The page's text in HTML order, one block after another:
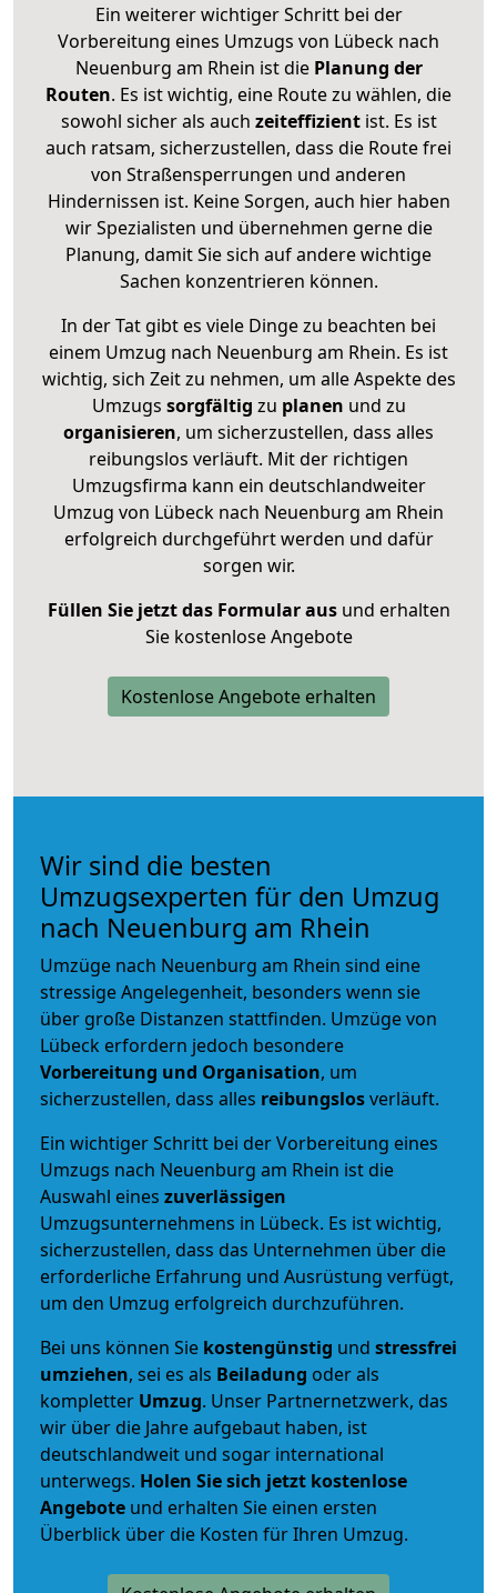
Ein weiterer wichtiger Schritt bei der
Vorbereitung eines Umzugs von Lübeck nach
Neuenburg am Rhein ist diePlanung der
Routen. Es ist wichtig, eine Route zu wählen, die
sowohl sicher als auch zeiteffizientist. Es ist
auch ratsam, sicherzustellen, dass die Route frei
von Straßensperrungen und anderen
Hindernissen ist. Keine Sorgen, auch hier haben
wir Spezialisten und übernehmen gerne die
Planung, damit Sie sich auf andere wichtige
Sachen konzentrieren können.
In der Tat gibt es viele Dinge zu beachten bei
einem Umzug nach Neuenburg am Rhein. Es ist
wichtig, sich Zeit zu nehmen, um alle Aspekte des
Umzugs sorgfältig zu planen und zu
organisieren, um sicherzustellen, dass alles
reibungslos verläuft. Mit der richtigen
Umzugsfirma kann ein deutschlandweiter
Umzug von Lübeck nach Neuenburg am Rhein
erfolgreich durchgeführt werden und dafür
sorgen wir.
Füllen Sie jetzt das Formular ausund erhalten
Sie kostenlose Angebote
Kostenlose Angebote erhalten
Wir sind die besten
Umzugsexperten für den Umzug
nach Neuenburg am Rhein
Umzüge nach Neuenburg am Rhein sind eine
stressige Angelegenheit, besonders wenn sie
über große Distanzen stattfinden. Umzüge von
Lübeck erfordern jedoch besondere
Vorbereitung und Organisation, um
sicherzustellen, dass alles reibungslosverläuft.
Ein wichtiger Schritt bei der Vorbereitung eines
Umzugs nach Neuenburg am Rhein ist die
Auswahl eines zuverlässigen
Umzugsunternehmens in Lübeck. Es ist wichtig,
sicherzustellen, dass das Unternehmen über die
erforderliche Erfahrung und Ausrüstung verfügt,
um den Umzug erfolgreich durchzuführen.
Bei uns können Sie kostengünstig und stressfrei
umziehen, sei es als Beiladung oder als
kompletter Umzug. Unser Partnernetzwerk, das
wir über die Jahre aufgebaut haben, ist
deutschlandweit und sogar international
unterwegs. Holen Sie sich jetzt kostenlose
Angebote und erhalten Sie einen ersten
Überblick über die Kosten für Ihren Umzug.